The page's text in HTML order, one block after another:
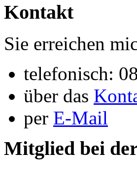
Kontakt
Sie erreichen
telefonisch:
über das
per E-Mail
Mitglied bei